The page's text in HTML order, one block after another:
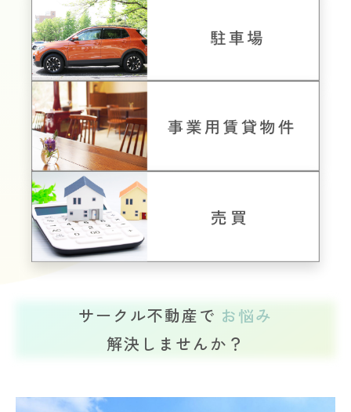
サークル不動産で お悩み
解決しませんか？